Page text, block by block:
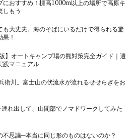
におすすめ！標高1000m以上の場所で高原キ
しもう
も大丈夫。海のそばにいるだけで得られる驚
果！
】オートキャンプ場の熊対策完全ガイド｜遭
践マニュアル
衛川。富士山の伏流水が流れるせせらぎをお
れ出して、山間部でノマドワークしてみた
不思議─本当に同じ形のものはないのか？